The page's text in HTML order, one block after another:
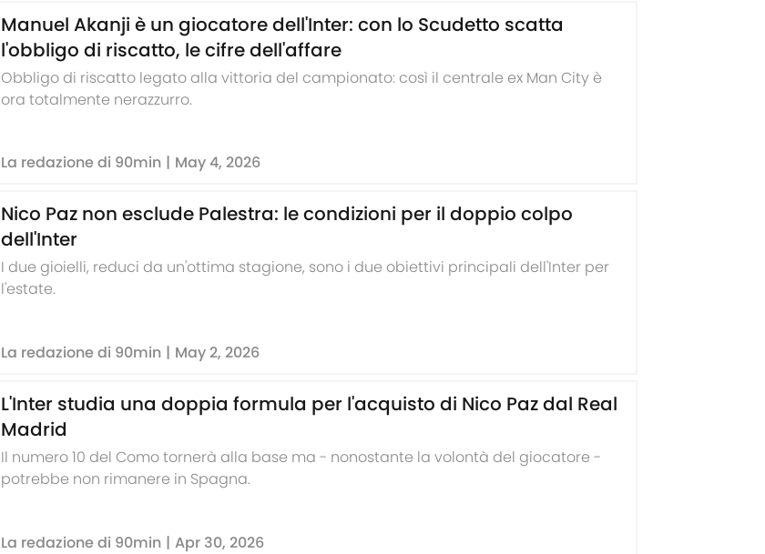
Manuel Akanji è un giocatore dell'Inter: con lo Scudetto scatta
l'obbligo di riscatto, le cifre dell'affare
Obbligo di riscatto legato alla vittoria del campionato: così il centrale ex Man City è
ora totalmente nerazzurro.
La redazione di 90min | May 4, 2026
Nico Paz non esclude Palestra: le condizioni per il doppio colpo
dell'Inter
I due gioielli, reduci da un'ottima stagione, sono i due obiettivi principali dell'Inter per
l'estate.
La redazione di 90min | May 2, 2026
L'Inter studia una doppia formula per l'acquisto di Nico Paz dal Real
Madrid
Il numero 10 del Como tornerà alla base ma - nonostante la volontà del giocatore -
potrebbe non rimanere in Spagna.
La redazione di 90min | Apr 30, 2026